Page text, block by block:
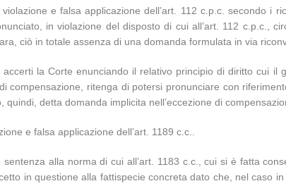
e falsa applicazione dell’art. 112 c.p.c. secondo i
in violazione del disposto di cui all’art. 112 c.p.c.,
ciò in totale assenza di una domanda formulata in via
la Corte enunciando il relativo principio di diritto cui
compensazione, ritenga di potersi pronunciare con
detta domanda implicita nell’eccezione di
e falsa applicazione dell’art. 1189 c.c..
alla norma di cui all’art. 1183 c.c., cui si è fatta
in questione alla fattispecie concreta dato che, nel